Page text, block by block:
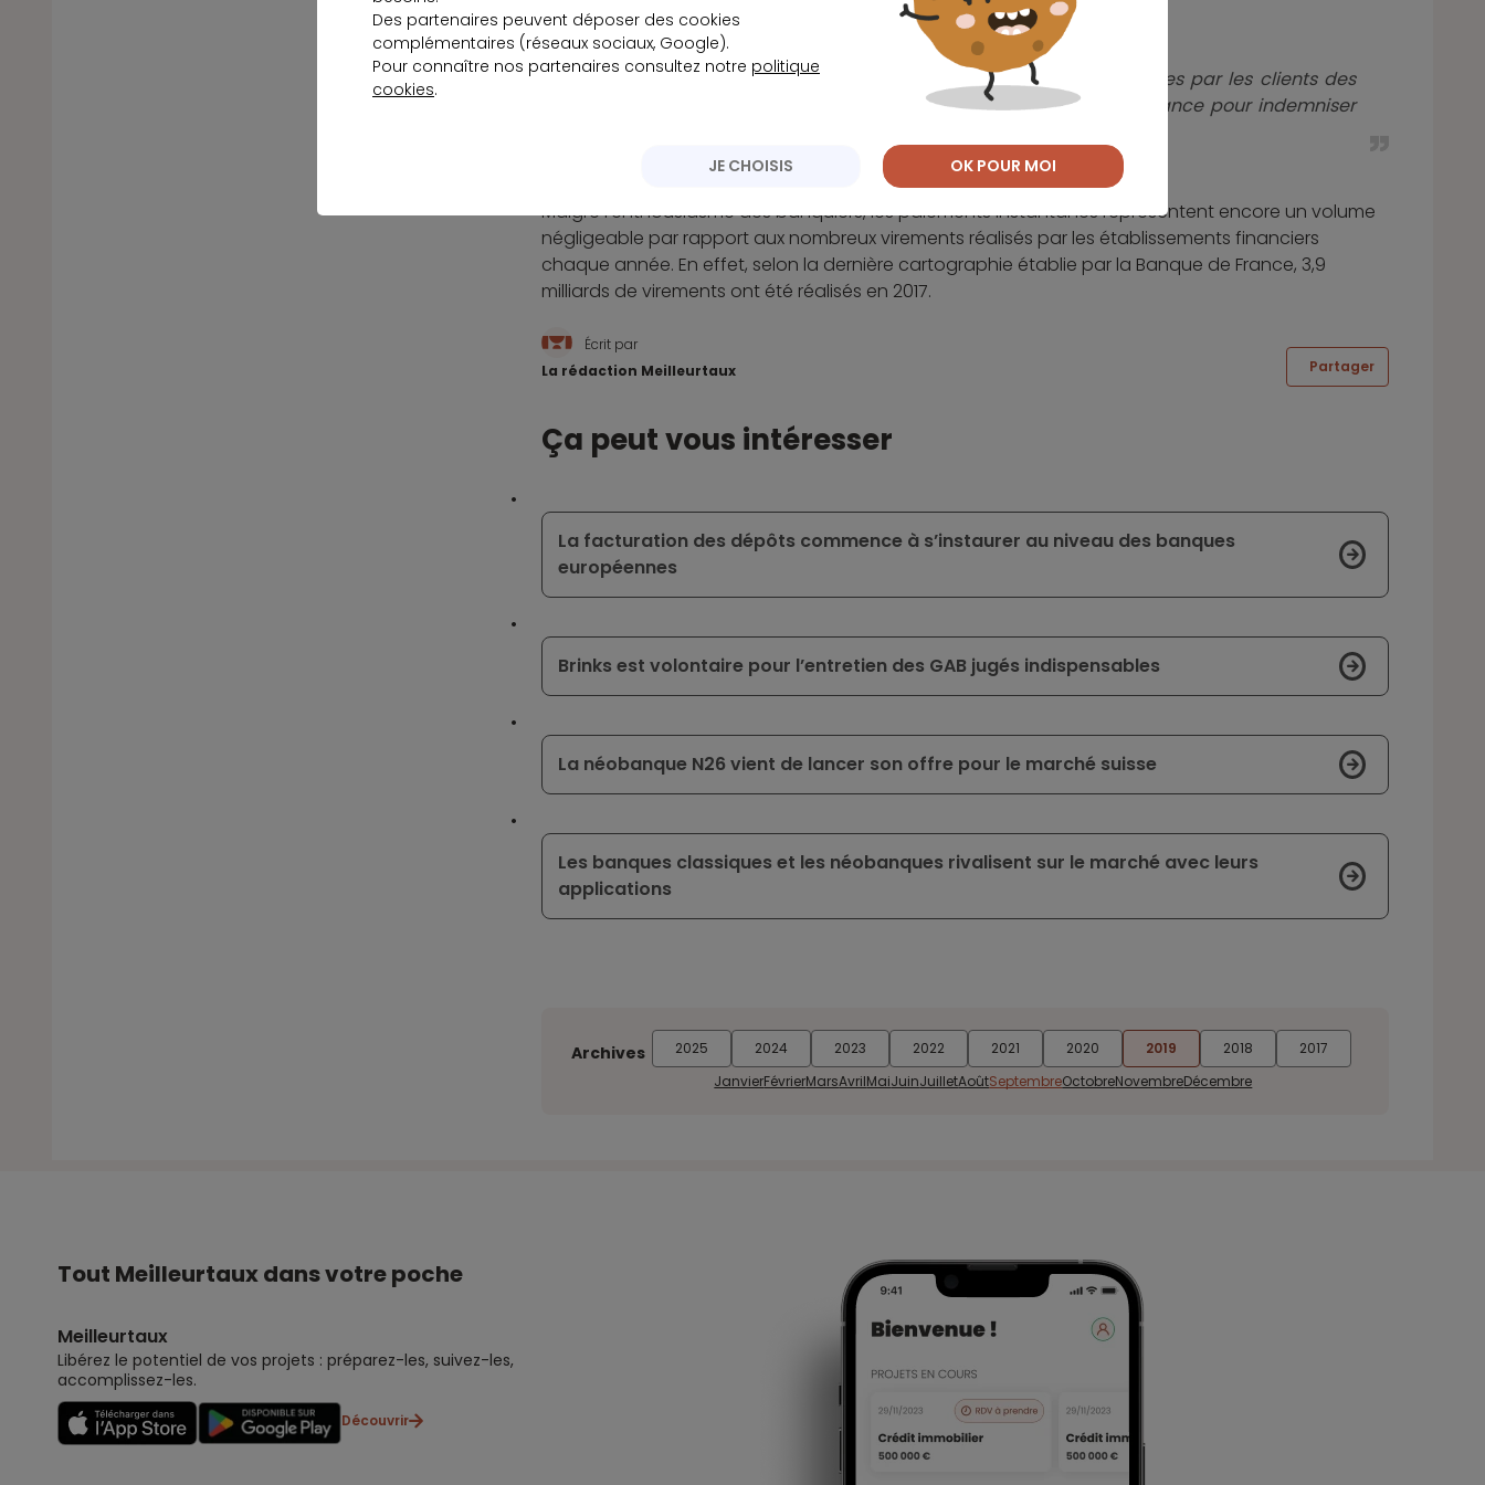
Selon Jean-Philippe Van Poperinghe :
« En avril dernier, plus d’un million d’opérations avaient été émises par les clients des
Banques Populaires et des Caisses d’Épargne et par BPCE Assurance pour indemniser
Jean-Philippe Van Poperinghe.
Malgré l’enthousiasme des banquiers, les paiements instantanés représentent encore un volume
négligeable par rapport aux nombreux virements réalisés par les établissements financiers
chaque année. En effet, selon la dernière cartographie établie par la Banque de France, 3,9
milliards de virements ont été réalisés en 2017.
Écrit par
La rédaction Meilleurtaux
Partager
Ça peut vous intéresser
La facturation des dépôts commence à s’instaurer au niveau des banques
européennes
Brinks est volontaire pour l’entretien des GAB jugés indispensables
La néobanque N26 vient de lancer son offre pour le marché suisse
Les banques classiques et les néobanques rivalisent sur le marché avec leurs
applications
Archives 2025 2024 2023 2022 2021 2020 2019 2018
2017
JanvierFévrierMarsAvrilMaiJuinJuilletAoûtSeptembreOctobreNovembreDécembre
Tout Meilleurtaux dans votre poche
Meilleurtaux
Libérez le potentiel de vos projets : préparez-les, suivez-les,
accomplissez-les.
Découvrir
Des partenaires peuvent déposer des cookies
complémentaires (réseaux sociaux, Google).
Pour connaître nos partenaires consultez notre politique
cookies.
JE CHOISIS OK POUR MOI